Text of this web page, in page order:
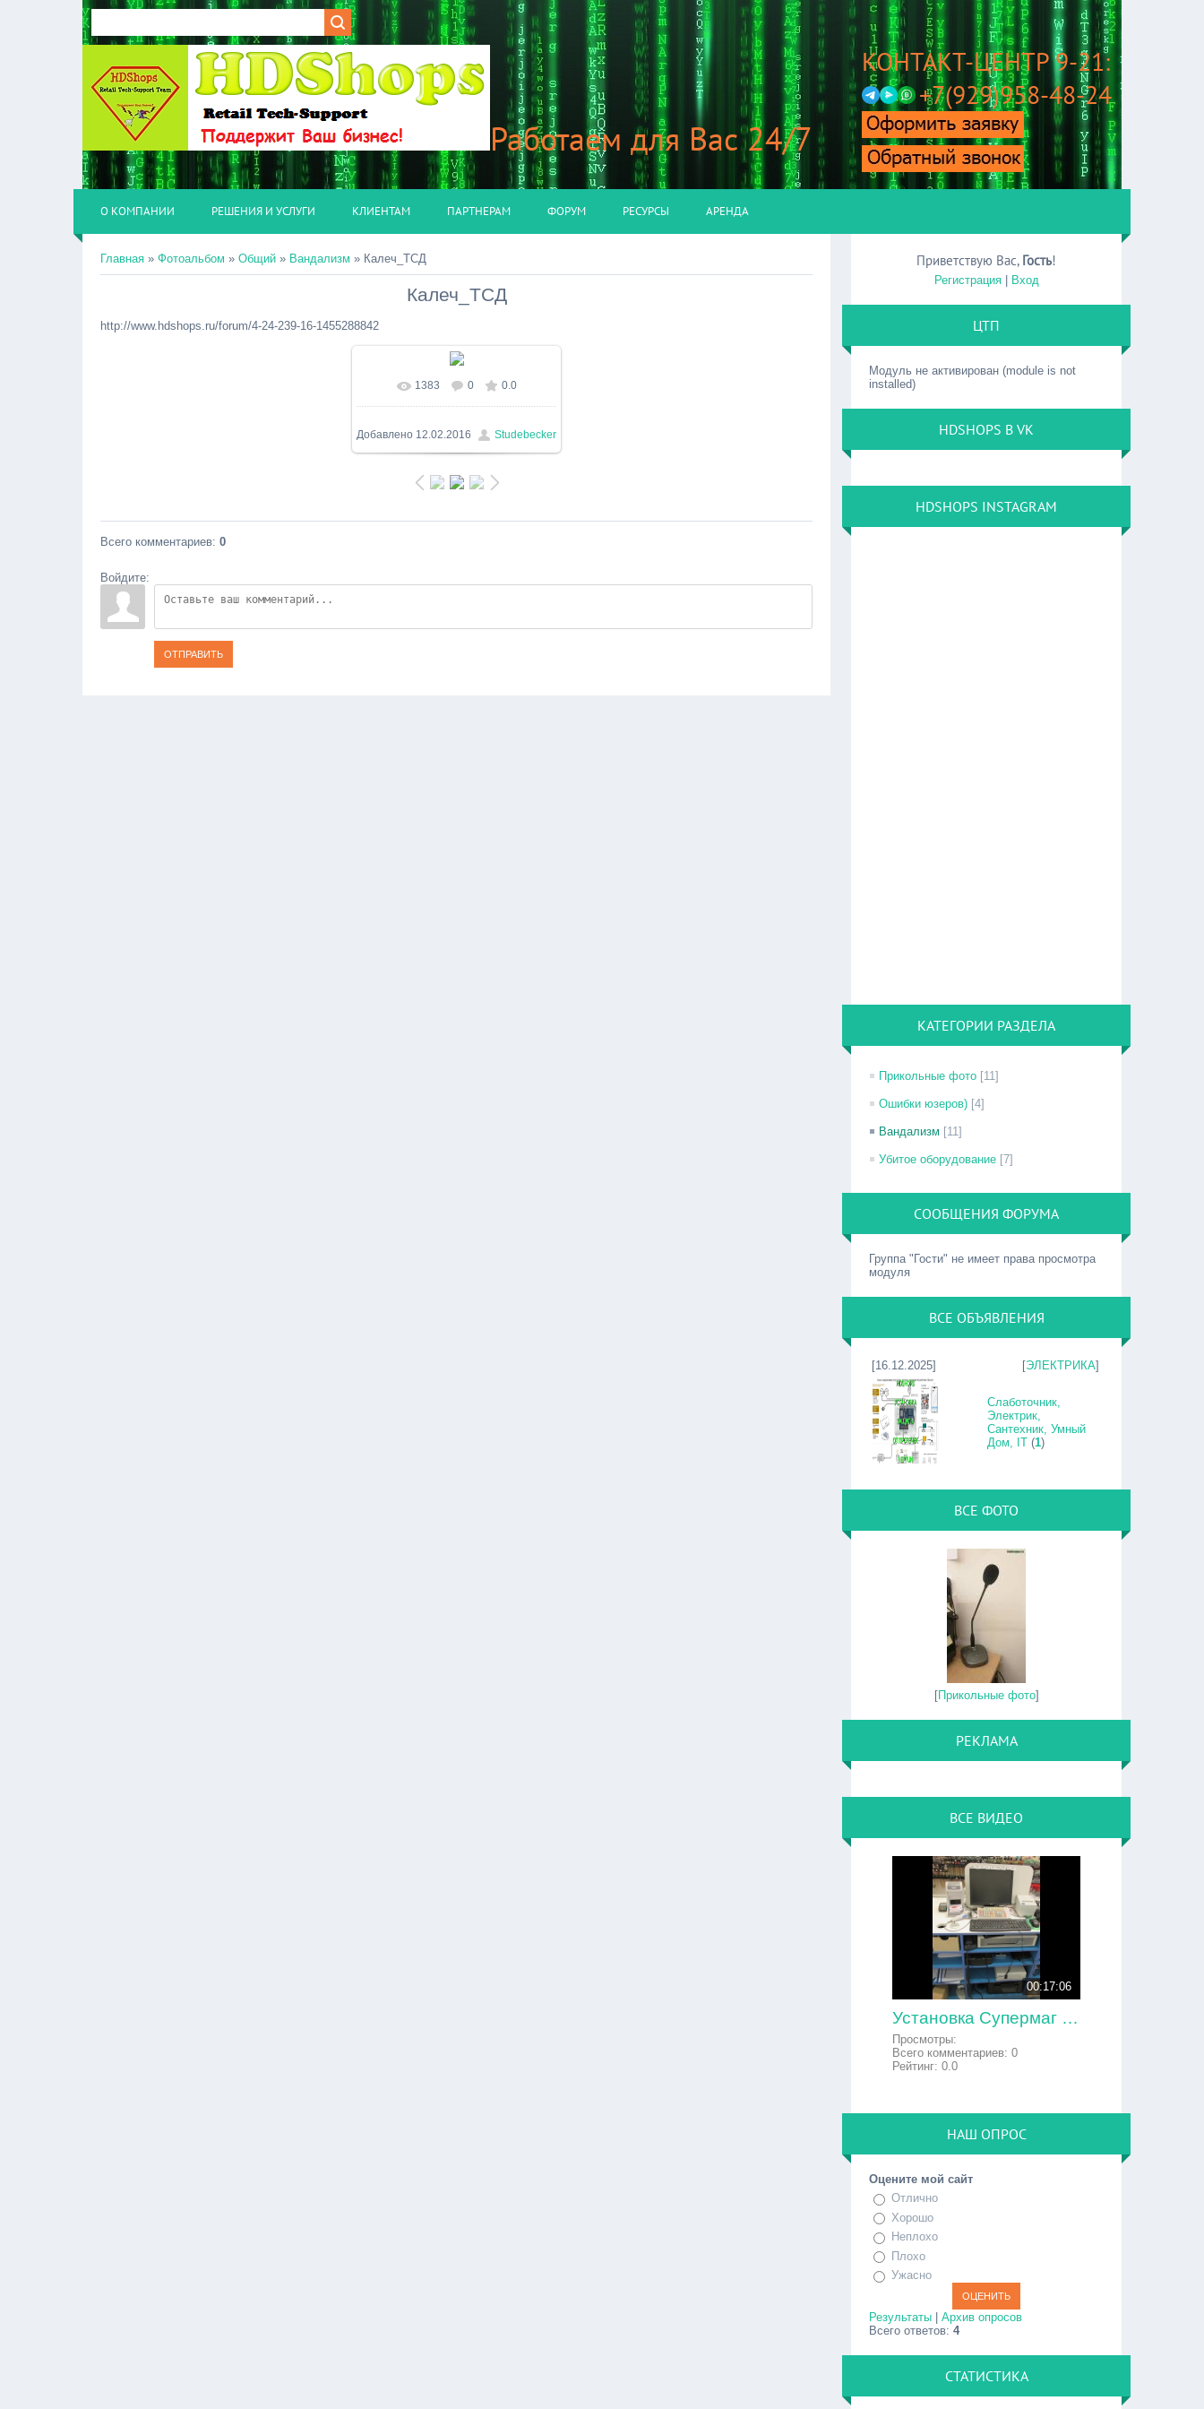
Работаем для Вас 24/7
КОНТАКТ-ЦЕНТР 9-21:
+7(929)958-48-24
О КОМПАНИИ РЕШЕНИЯ И УСЛУГИ КЛИЕНТАМ ПАРТНЕРАМ ФОРУМ РЕСУРСЫ АРЕНДА
Главная » Фотоальбом » Общий » Вандализм » Калеч_ТСД
Калеч_ТСД
http://www.hdshops.ru/forum/4-24-239-16-1455288842
1383 0 0.0
Добавлено 12.02.2016 Studebecker
Всего комментариев: 0
Войдите:
ОТПРАВИТЬ
Приветствую Вас, Гость!
Регистрация| Вход
ЦТП
Модуль не активирован (module is not
installed)
HDSHOPS В VK
HDSHOPS INSTAGRAM
КАТЕГОРИИ РАЗДЕЛА
Прикольные фото [11]
Ошибки юзеров) [4]
Вандализм [11]
Убитое оборудование [7]
СООБЩЕНИЯ ФОРУМА
Группа "Гости" не имеет права просмотра
модуля
ВСЕ ОБЪЯВЛЕНИЯ
[16.12.2025] [ЭЛЕКТРИКА]
Слаботочник,
Электрик,
Сантехник, Умный
Дом, IT (1)
ВСЕ ФОТО
[Прикольные фото]
РЕКЛАМА
ВСЕ ВИДЕО
00:17:06
Установка Супермаг версия 49 Linux на POS-терминал
Просмотры:
Всего комментариев:0
Рейтинг:0.0
НАШ ОПРОС
Оцените мой сайт
Отлично
Хорошо
Неплохо
Плохо
Ужасно
Результаты |Архив опросов
Всего ответов:4
СТАТИСТИКА